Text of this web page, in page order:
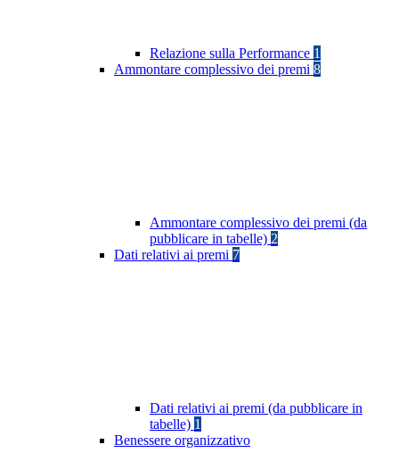
Relazione sulla Performance 1
Ammontare complessivo dei premi 8
Ammontare complessivo dei premi (da
pubblicare in tabelle) 2
Dati relativi ai premi 7
Dati relativi ai premi (da pubblicare in
tabelle) 1
Benessere organizzativo